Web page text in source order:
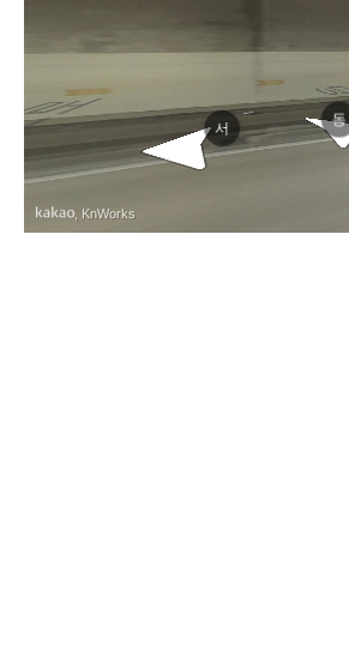
당진영덕고속도로
당진영덕고속도로
서
동
, KnWorks